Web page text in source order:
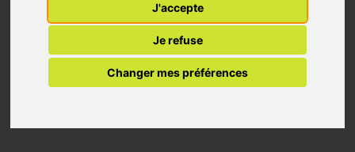
J'accepte
Je refuse
Changer mes préférences